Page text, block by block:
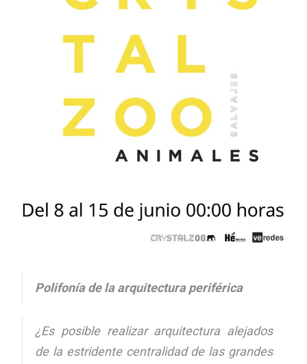
Polifonía de la arquitectura periférica
¿Es posible realizar arquitectura alejados
de la estridente centralidad de las grandes